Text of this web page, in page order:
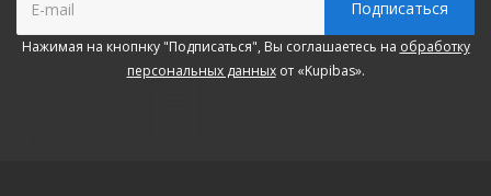
Нажимая на кнопнку "Подписаться", Вы соглашаетесь на обработку
персональных данныхот «Kupibas».